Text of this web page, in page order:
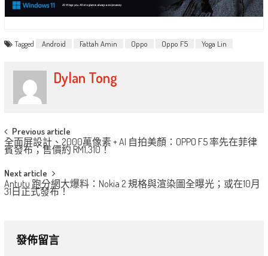
Tagged Android Fattah Amin Oppo Oppo F5 Yoga Lin
Dylan Tong
Post
navigation
Previous article
全面屏設計、2000萬像素 + AI 自拍美顏：OPPO F5 率先在菲律
賓發布；售價約 RM1,310！
Next article
Antutu 跑分網大爆料：Nokia 2 規格與渲染圖全曝光；或在10月
31日正式發布！
發佈留言